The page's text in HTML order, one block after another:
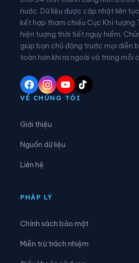
Xã Đức Thọ Xã
Xã Hà Linh Xã
Xã Hương Bình Xã
Xã Hương Khê
Xã Hương Sơn
Xã Lộc Hà
nước. Dữ liệu được cập nhật liên
kết hợp tham chiếu Cục Khí tượng
hiện tượng thời tiết nguy hiểm.
giúp bạn chủ động trước mọi diễn
toàn hơn khi ra ngoài và trong mỗi
VỀ CHÚNG TÔI
Giới thiệu
Nguồn dữ liệu
Liên hệ
PHÁP LÝ
Chính sách bảo mật
Miễn trừ trách nhiệm